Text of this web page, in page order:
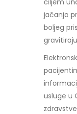
ciljem
jačanja
boljeg
usluge u